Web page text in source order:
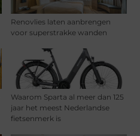
Renovlies laten aanbrengen
voor superstrakke wanden
Waarom Sparta al meer dan 125
jaar het meest Nederlandse
fietsenmerk is